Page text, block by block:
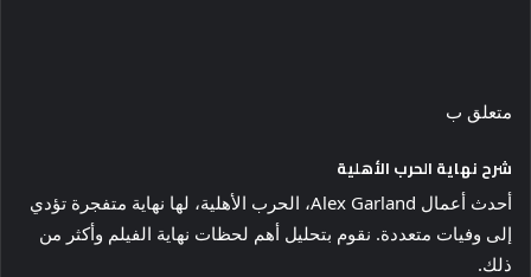
متعلق ب
شرح نهاية الحرب الأهلية
أحدث أعمال Alex Garland، الحرب الأهلية، لها نهاية متفجرة تؤدي
إلى وفيات متعددة. نقوم بتحليل أهم لحظات نهاية الفيلم وأكثر من
ذلك.